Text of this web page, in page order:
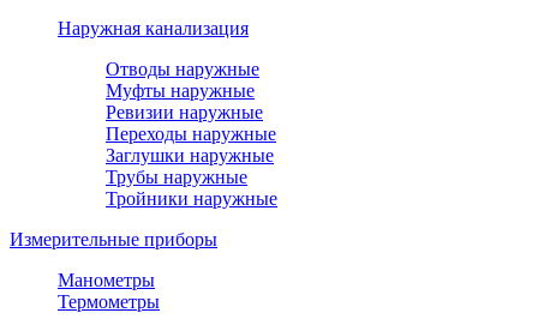
Наружная канализация
Отводы наружные
Муфты наружные
Ревизии наружные
Переходы наружные
Заглушки наружные
Трубы наружные
Тройники наружные
Измерительные приборы
Манометры
Термометры